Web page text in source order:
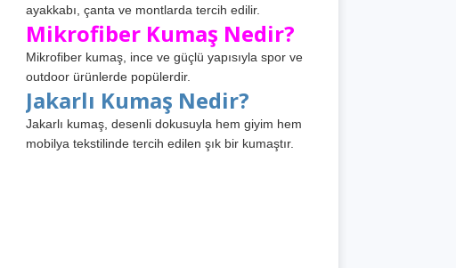
ayakkabı, çanta ve montlarda tercih edilir.
Mikrofiber Kumaş Nedir?
Mikrofiber kumaş, ince ve güçlü yapısıyla spor ve
outdoor ürünlerde popülerdir.
Jakarlı Kumaş Nedir?
Jakarlı kumaş, desenli dokusuyla hem giyim hem
mobilya tekstilinde tercih edilen şık bir kumaştır.